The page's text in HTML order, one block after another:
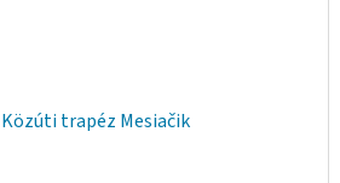
Közúti trapéz Mesiačik